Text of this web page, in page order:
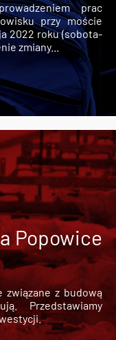
prac
przy moście
2022 roku (sobota-
zmiany...
Popowice
związane z budową
Przedstawiamy